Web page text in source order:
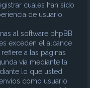
cuales han sido
de usuario.
al software phpBB
exceden el alcance
a las páginas
vía mediante la
lo que usted
como usuario